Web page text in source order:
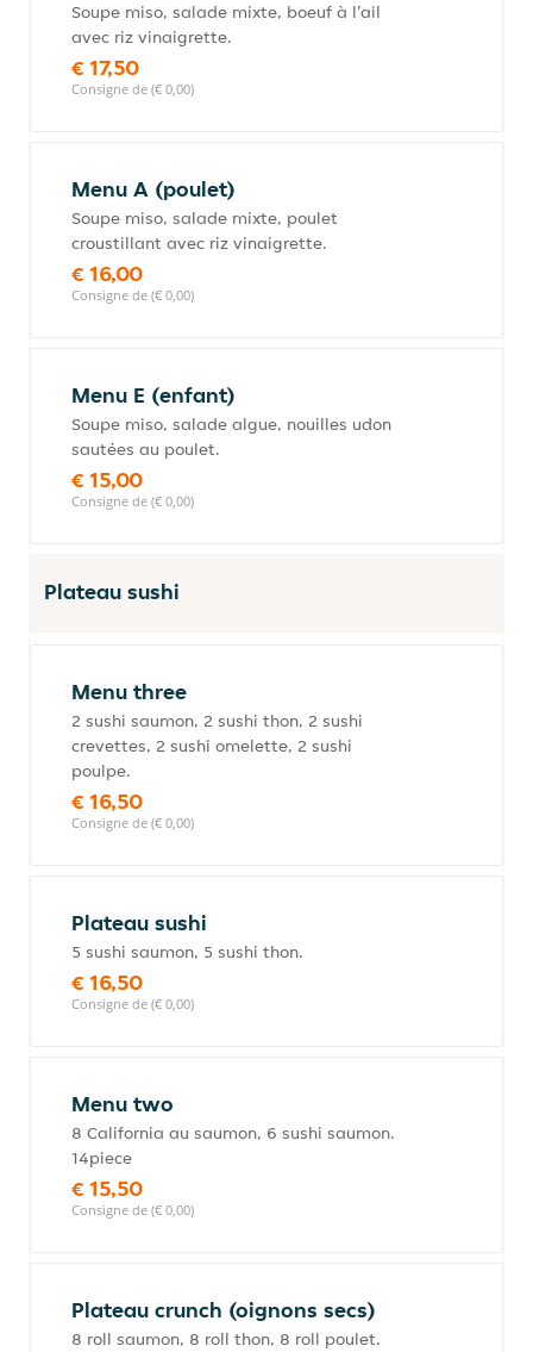
Soupe miso, salade mixte, boeuf à l'ail
avec riz vinaigrette.
€ 17,50
Consigne de (€ 0,00)
Menu A (poulet)
Soupe miso, salade mixte, poulet
croustillant avec riz vinaigrette.
€ 16,00
Consigne de (€ 0,00)
Menu E (enfant)
Soupe miso, salade algue, nouilles udon
sautées au poulet.
€ 15,00
Consigne de (€ 0,00)
Plateau sushi
Menu three
2 sushi saumon, 2 sushi thon, 2 sushi
crevettes, 2 sushi omelette, 2 sushi
poulpe.
€ 16,50
Consigne de (€ 0,00)
Plateau sushi
5 sushi saumon, 5 sushi thon.
€ 16,50
Consigne de (€ 0,00)
Menu two
8 California au saumon, 6 sushi saumon.
14piece
€ 15,50
Consigne de (€ 0,00)
Plateau crunch (oignons secs)
8 roll saumon, 8 roll thon, 8 roll poulet.